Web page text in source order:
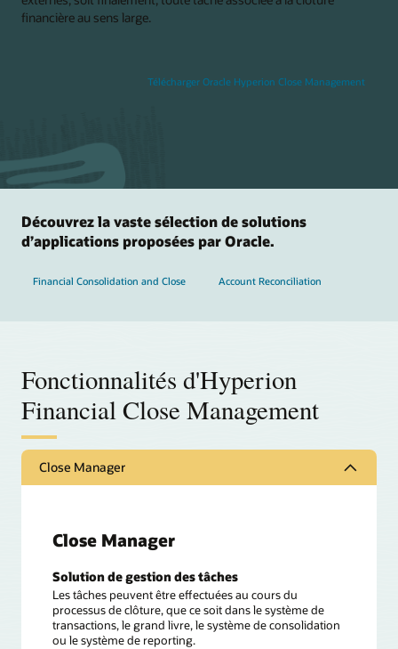
Télécharger Oracle Hyperion Close Management
financière au sens large.
Découvrez la vaste sélection de solutions
d’applications proposées par Oracle.
Financial Consolidation and Close Account Reconciliation
Fonctionnalités d'Hyperion
Financial Close Management
Close Manager
Close Manager
Solution de gestion des tâches
Les tâches peuvent être effectuées au cours du
processus de clôture, que ce soit dans le système de
transactions, le grand livre, le système de consolidation
ou le système de reporting.